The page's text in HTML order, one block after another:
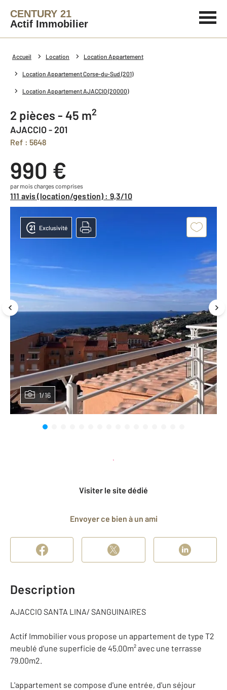
CENTURY 21
Actif Immobilier
Accueil Location Location Appartement
Location Appartement Corse-du-Sud (201)
Location Appartement AJACCIO (20000)
2 pièces - 45 m2
AJACCIO - 201
Ref : 5648
990 €
par mois charges comprises
111 avis (location/gestion) : 9,3/10
1/16
Exclusivité
Visiter le site dédié
Envoyer ce bien à un ami
Description
AJACCIO SANTA LINA/ SANGUINAIRES
Actif Immobilier vous propose un appartement de type T2
meublé d'une superficie de 45.00m² avec une terrasse
79.00m2.
L'appartement se compose d'une entrée, d'un séjour